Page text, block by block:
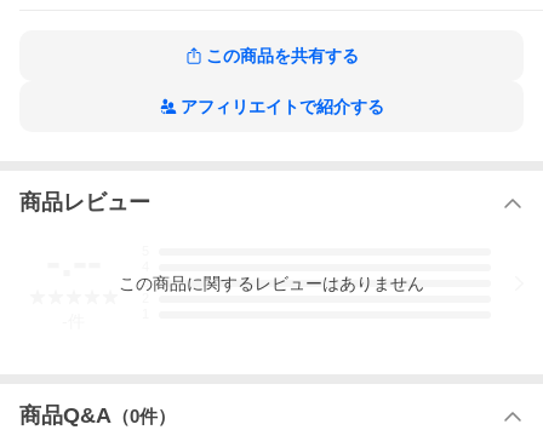
ル、ケール、ほうれん草、かぼちゃ
■成分：粗たんぱく質8.3%以上、粗脂肪4.1%以上、粗繊維1.7%
ム0.06％、ナトリウム0.10％
※生後2カ月未満のペットには与えないでください。
に保管しお早めに与えてください。
★体重1~3kg：ベースデリイタリアン/大さじ1~2（7~14g）、お
この商品を共有する
アフィリエイトで紹介する
商品レビュー
3
この商品に関するレビューはありません
商品Q&A （0件）